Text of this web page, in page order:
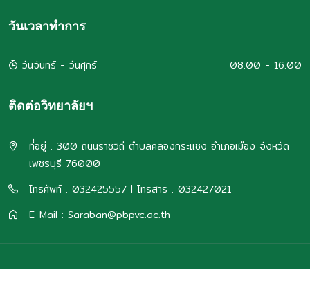
วันเวลาทำการ
วันจันทร์ - วันศุกร์ 08:00 - 16:00
ติดต่อวิทยาลัยฯ
ที่อยู่ : 300 ถนนราชวิถี ตำบลคลองกระแชง อำเภอเมือง จังหวัด
เพชรบุรี 76000
โทรศัพท์ : 032425557 | โทรสาร : 032427021
E-Mail : Saraban@pbpvc.ac.th